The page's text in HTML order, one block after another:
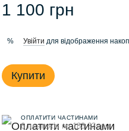
1 100 грн
% Увійти для відображення
Купити
ОПЛАТИТИ ЧАСТИНАМИ
6 платежів по 183.33 грн